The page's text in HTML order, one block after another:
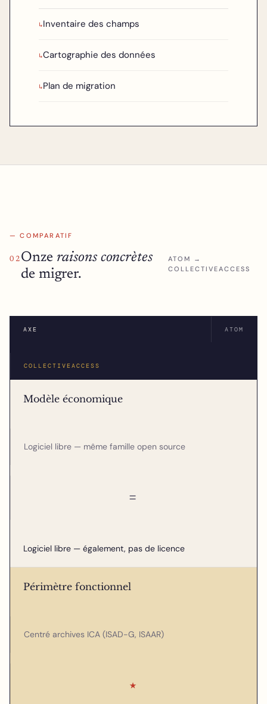
↳Inventaire des champs
↳Cartographie des données
↳Plan de migration
— COMPARATIF
02 Onze raisons concrètes
de migrer.
ATOM →
COLLECTIVEACCESS
AXE ATOM
COLLECTIVEACCESS
Modèle économique
Logiciel libre — même famille open source
=
Logiciel libre — également, pas de licence
Périmètre fonctionnel
Centré archives ICA (ISAD-G, ISAAR)
★